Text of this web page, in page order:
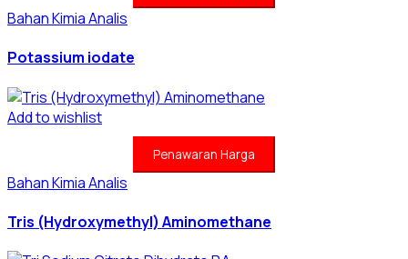
Bahan Kimia Analis
Potassium iodate
Add to wishlist
Penawaran Harga
Bahan Kimia Analis
Tris (Hydroxymethyl) Aminomethane